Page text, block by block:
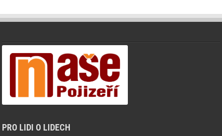
PRO LIDI O LIDECH